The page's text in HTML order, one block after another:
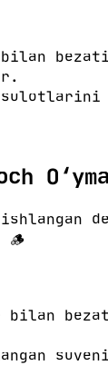
bilan
ishlangan
🪵